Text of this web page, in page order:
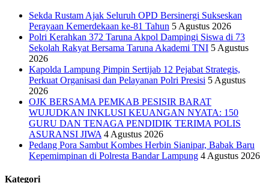
Sekda Rustam Ajak Seluruh OPD Bersinergi Sukseskan
Perayaan Kemerdekaan ke-81 Tahun 5 Agustus 2026
Polri Kerahkan 372 Taruna Akpol Dampingi Siswa di 73
Sekolah Rakyat Bersama Taruna Akademi TNI 5 Agustus
2026
Kapolda Lampung Pimpin Sertijab 12 Pejabat Strategis,
Perkuat Organisasi dan Pelayanan Polri Presisi 5 Agustus
2026
OJK BERSAMA PEMKAB PESISIR BARAT
WUJUDKAN INKLUSI KEUANGAN NYATA: 150
GURU DAN TENAGA PENDIDIK TERIMA POLIS
ASURANSI JIWA 4 Agustus 2026
Pedang Pora Sambut Kombes Herbin Sianipar, Babak Baru
Kepemimpinan di Polresta Bandar Lampung 4 Agustus 2026
Kategori